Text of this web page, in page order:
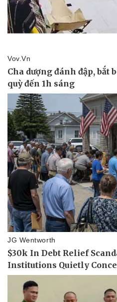
Sức khỏe
Dinh dưỡng - món ngon
Cây thuốc
Sản phụ khoa
Nhi khoa
Nam khoa
Làm đẹp - giảm cân
Phòng mạch online
Ăn sạch sống khỏe